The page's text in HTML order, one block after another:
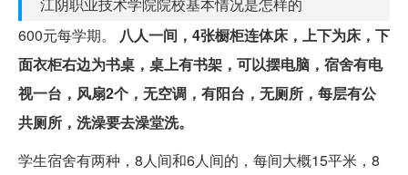
江阴职业技术学院院校基本情况是怎样的
600元每学期。 八人一间，4张橱柜连体床，上下为床，下
面衣柜右边为书桌，桌上有书架，可以摆电脑，宿舍有电
视一台，风扇2个，无空调，有阳台，无厕所，每层有公
共厕所，洗澡要去澡堂洗。
学生宿舍有两种，8人间和6人间的，每间大概15平米，8